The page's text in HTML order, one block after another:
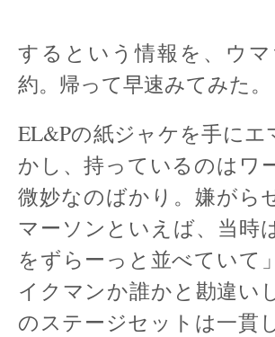
するという情報を、ウ
約。帰って早速みてみた。
EL&Pの紙ジャケを手に
かし、持っているのはワ
微妙なのばかり。嫌がら
マーソンといえば、当時
をずらーっと並べていて
イクマンか誰かと勘違
のステージセットは一貫